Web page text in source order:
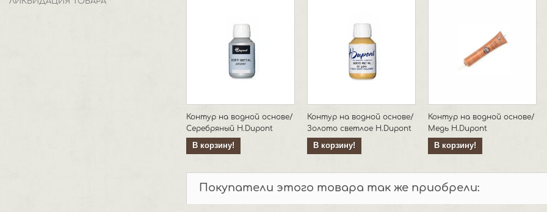
Контур на водной основе/
Серебряный H.Dupont
В корзину!
Контур на водной основе/
Золото светлое H.Dupont
В корзину!
Контур на водной основе/
Медь H.Dupont
В корзину!
Покупатели этого товара так же приобрели: